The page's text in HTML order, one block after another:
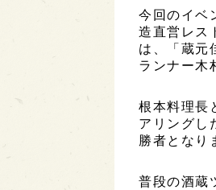
今回のイベ
造直営レス
は、「蔵元
ランナー木
根本料理長
アリングし
勝者となり
普段の酒蔵